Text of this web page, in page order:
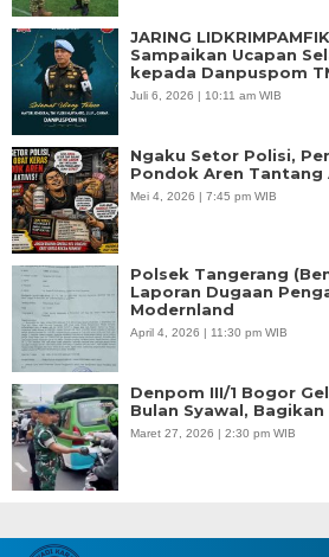
JARING
Sampaikan Ucapan
kepada Danpuspom
Juli 6, 2026 | 10:11 am WIB
Ngaku Setor Polisi,
Pondok Aren Tantang
Mei 4, 2026 | 7:45 pm WIB
Polsek Tangerang
Laporan Dugaan
Modernland
April 4, 2026 | 11:30 pm WIB
Denpom III/1 Bogor
Bulan Syawal,
Maret 27, 2026 | 2:30 pm WIB